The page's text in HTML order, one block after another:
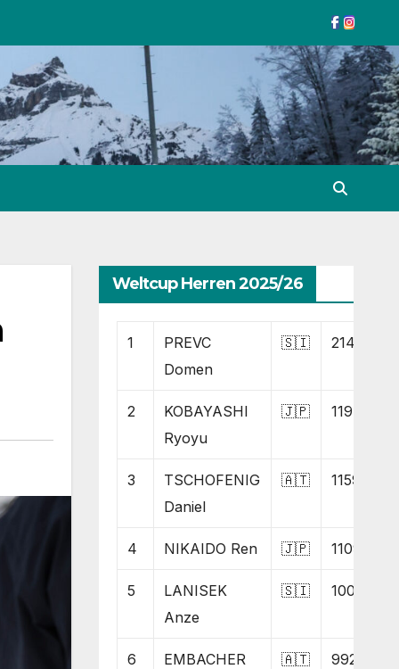
Weltcup Herren 2025/26
1
PREVC
Domen
🇸🇮 2148
2
KOBAYASHI
Ryoyu
🇯🇵 1194
3
TSCHOFENIG
Daniel
🇦🇹 1159
4 NIKAIDO Ren 🇯🇵 1109
5
LANISEK
Anze
🇸🇮 1009
6
EMBACHER
🇦🇹 992